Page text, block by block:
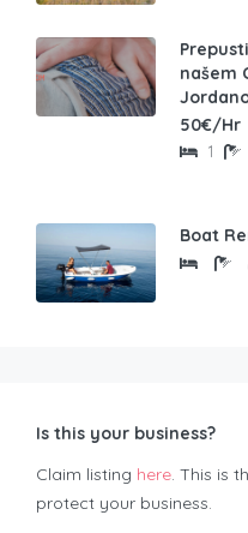
našem
50€/Hr
1
Boat
Is this your business?
Claim listing here. This is
protect your business.